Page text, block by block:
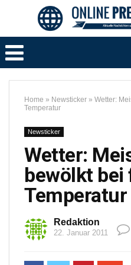
Home » Newsticker » Wetter:
Temperatur
Newsticker
Wetter:
bewölkt
Temperatur
Redaktion
22. Januar 2011